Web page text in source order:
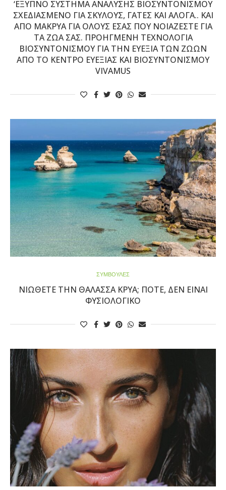
‘ΕΞΥΠΝΟ ΣΎΣΤΗΜΑ ΑΝΆΛΥΣΗΣ ΒΙΟΣΥΝΤΟΝΙΣΜΟΎ
ΣΧΕΔΙΑΣΜΈΝΟ ΓΙΑ ΣΚΎΛΟΥΣ, ΓΆΤΕΣ ΚΑΙ ΆΛΟΓΑ.. ΚΑΙ
ΑΠΌ ΜΑΚΡΥΆ ΓΙΑ ΌΛΟΥΣ ΕΣΆΣ ΠΟΥ ΝΟΙΆΖΕΣΤΕ ΓΙΑ
ΤΑ ΖΏΑ ΣΑΣ. ΠΡΟΗΓΜΈΝΗ ΤΕΧΝΟΛΟΓΊΑ
ΒΙΟΣΥΝΤΟΝΙΣΜΟΎ ΓΙΑ ΤΗΝ ΕΥΕΞΊΑ ΤΩΝ ΖΏΩΝ
ΑΠΌ ΤΟ ΚΈΝΤΡΟ ΕΥΕΞΊΑΣ ΚΑΙ ΒΙΟΣΥΝΤΟΝΙΣΜΟΎ
VIVAMUS
ΣΥΜΒΟΥΛΕΣ
ΝΙΏΘΕΤΕ ΤΗΝ ΘΆΛΑΣΣΑ ΚΡΎΑ; ΠΌΤΕ, ΔΕΝ ΕΊΝΑΙ
ΦΥΣΙΟΛΟΓΙΚΌ